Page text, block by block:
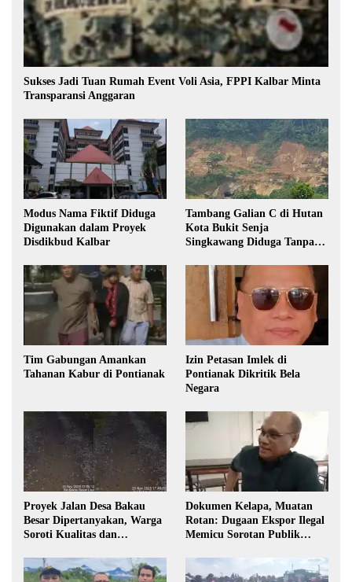
Sukses Jadi Tuan Rumah Event Voli Asia, FPPI Kalbar Minta
Transparansi Anggaran
Modus Nama Fiktif Diduga
Digunakan dalam Proyek
Disdikbud Kalbar
Tambang Galian C di Hutan
Kota Bukit Senja
Singkawang Diduga Tanpa
Tim Gabungan Amankan
Tahanan Kabur di Pontianak
Izin Petasan Imlek di
Pontianak Dikritik Bela
Negara
Proyek Jalan Desa Bakau
Besar Dipertanyakan, Warga
Soroti Kualitas dan
Pembangunan
Dokumen Kelapa, Muatan
Rotan: Dugaan Ekspor Ilegal
Memicu Sorotan Publik